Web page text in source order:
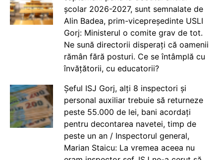
școlar 2026-2027, sunt semnalate de
Alin Badea, prim-vicepreședinte USLI
Gorj: Ministerul o comite grav de tot.
Ne sună directorii disperați că oamenii
rămân fără posturi. Ce se întâmplă cu
învățătorii, cu educatorii?
Șeful ISJ Gorj, alți 8 inspectori și
personal auxiliar trebuie să returneze
peste 55.000 de lei, bani acordați
pentru decontarea navetei, timp de
peste un an / Inspectorul general,
Marian Staicu: La vremea aceea nu